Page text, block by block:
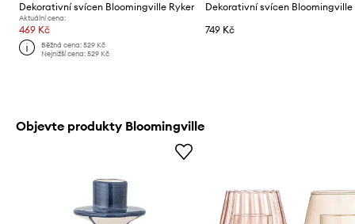
Dekorativní svícen Bloomingville Ryker
Aktuální cena:
469 Kč
Běžná cena:529 Kč
Nejnižší cena:529 Kč
Dekorativní svícen Bloomingville
749 Kč
Objevte produkty Bloomingville